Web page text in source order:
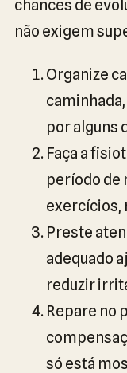
chances de
não exigem
Organize
por alguns
Faça a
período de
exercícios,
Preste
adequado
reduzir
Repare no
só está